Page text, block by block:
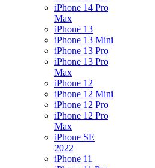
iPhone 14 Pro
Max
iPhone 13
iPhone 13 Mini
iPhone 13 Pro
iPhone 13 Pro
Max
iPhone 12
iPhone 12 Mini
iPhone 12 Pro
iPhone 12 Pro
Max
iPhone SE
2022
iPhone 11